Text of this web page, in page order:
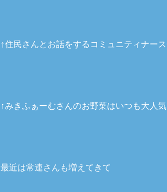
↑住民さんとお話をするコミュニティナー
↑みきふぁーむさんのお野菜はいつも大人気
最近は常連さんも増えてきて